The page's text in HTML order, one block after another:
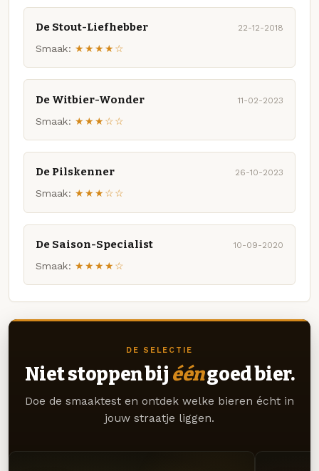
De Stout-Liefhebber 22-12-2018
Smaak: ★★★★☆
De Witbier-Wonder 11-02-2023
Smaak: ★★★☆☆
De Pilskenner 26-10-2023
Smaak: ★★★☆☆
De Saison-Specialist 10-09-2020
Smaak: ★★★★☆
DE SELECTIE
Niet stoppen bij ééngoed bier.
Doe de smaaktest en ontdek welke bieren écht in
jouw straatje liggen.